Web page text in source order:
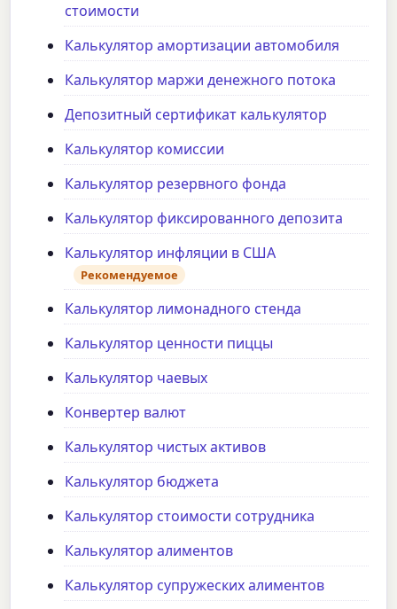
стоимости
Калькулятор амортизации автомобиля
Калькулятор маржи денежного потока
Депозитный сертификат калькулятор
Калькулятор комиссии
Калькулятор резервного фонда
Калькулятор фиксированного депозита
Калькулятор инфляции в США
Рекомендуемое
Калькулятор лимонадного стенда
Калькулятор ценности пиццы
Калькулятор чаевых
Конвертер валют
Калькулятор чистых активов
Калькулятор бюджета
Калькулятор стоимости сотрудника
Калькулятор алиментов
Калькулятор супружеских алиментов